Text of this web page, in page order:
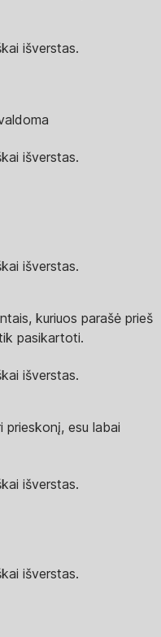
išverstas.
išverstas.
išverstas.
kuriuos parašė prieš
pasikartoti.
išverstas.
esu labai
išverstas.
išverstas.